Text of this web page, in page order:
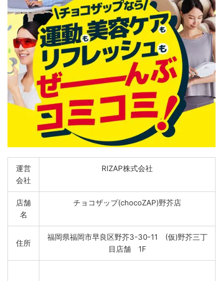
運営
会社
RIZAP株式会社
店舗
名
チョコザップ(chocoZAP)野芥店
住所
福岡県福岡市早良区野芥3-30-11 (仮)野芥三丁
目店舗 1F